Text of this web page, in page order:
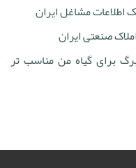
اطلاعات مشاغل ایران
صنعتی ایران
برای گیاه من مناسب تر